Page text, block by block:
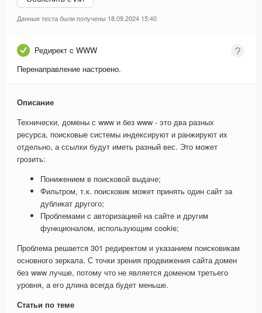
Данные теста были получены 18.09.2024 15:40
Редирект c WWW
Перенаправление настроено.
Описание
Технически, домены с www и без www - это два разных
ресурса, поисковые системы индексируют и ранжируют их
отдельно, а ссылки будут иметь разный вес. Это может
грозить:
Понижением в поисковой выдаче;
Фильтром, т.к. поисковик может принять один сайт за
дубликат другого;
Проблемами с авторизацией на сайте и другим
функционалом, использующим cookie;
Проблема решается 301 редиректом и указанием поисковикам
основного зеркала. С точки зрения продвижения сайта домен
без www лучше, потому что не является доменом третьего
уровня, а его длина всегда будет меньше.
Статьи по теме